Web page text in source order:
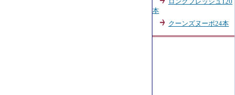
本
クーンズヌーボ24本